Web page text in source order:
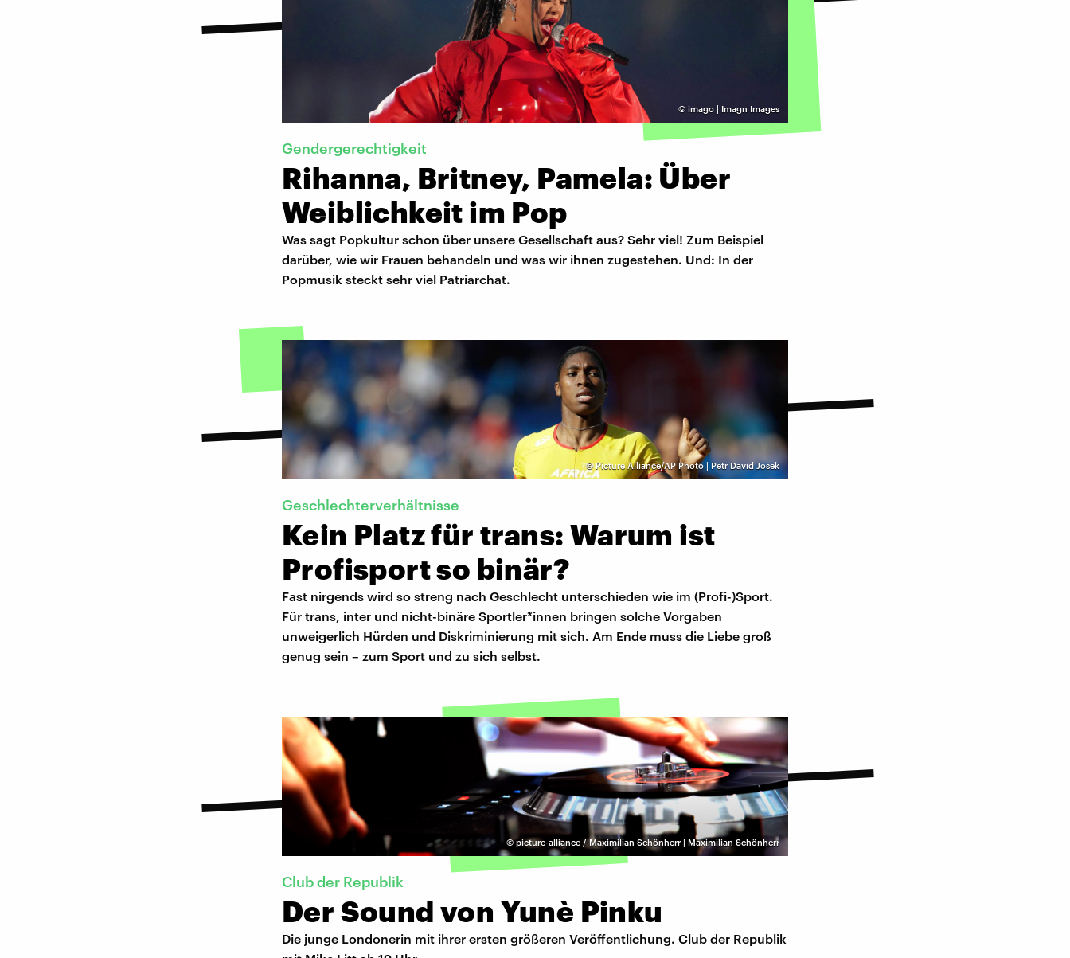
© imago | Imagn Images
Gendergerechtigkeit
Rihanna, Britney, Pamela: Über
Weiblichkeit im Pop
Was sagt Popkultur schon über unsere Gesellschaft aus? Sehr viel! Zum Beispiel
darüber, wie wir Frauen behandeln und was wir ihnen zugestehen. Und: In der
Popmusik steckt sehr viel Patriarchat.
©Picture Alliance/AP Photo | Petr David Josek
Geschlechterverhältnisse
Kein Platz für trans: Warum ist
Profisport so binär?
Fast nirgends wird so streng nach Geschlecht unterschieden wie im (Profi-)Sport.
Für trans, inter und nicht-binäre Sportler*innen bringen solche Vorgaben
unweigerlich Hürden und Diskriminierung mit sich. Am Ende muss die Liebe groß
genug sein – zum Sport und zu sich selbst.
©picture-alliance / Maximilian Schönherr | Maximilian Schönherr
Club der Republik
Der Sound von Yunè Pinku
Die junge Londonerin mit ihrer ersten größeren Veröffentlichung. Club der Republik